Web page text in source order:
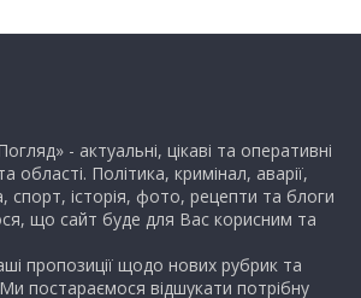
- актуальні, цікаві та оперативні
області. Політика, кримінал, аварії,
спорт, історія, фото, рецепти та блоги
що сайт буде для Вас корисним та
пропозиції щодо нових рубрик та
постараємося відшукати потрібну